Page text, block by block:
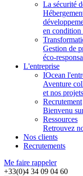
La sécurité
en condition
Gestion de
éco-
L'entreprise
IOcean
Aventure
et nos
Recrutement
Bienvenu
Ressources
Retrouvez
Nos clients
Recrutements
Me faire rappeler
+33(0)4 34 09 04 60